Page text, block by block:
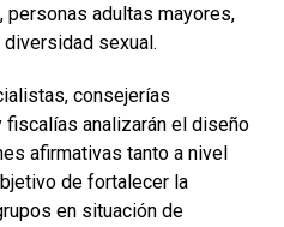
adultas mayores,
sexual.
consejerías
analizarán el diseño
afirmativas tanto a nivel
de fortalecer la
en situación de